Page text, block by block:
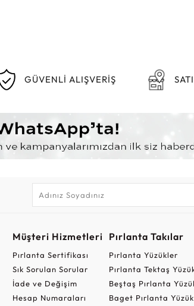
GÜVENLİ ALIŞVERİŞ
Müşteri Hizmetleri
Pırlanta Sertifikası
Sık Sorulan Sorular
İade ve Değişim
Hesap Numaraları
Pırlanta Takılar
Pırlanta Yüzükler
Pırlanta Tektaş
Beştaş Pırlanta
Baget Pırlanta